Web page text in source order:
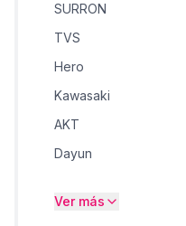
SURRON
TVS
Hero
Kawasaki
AKT
Dayun
Harley Davidson
Ver más